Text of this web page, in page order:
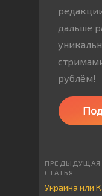
дальше
рублём!
Украина или